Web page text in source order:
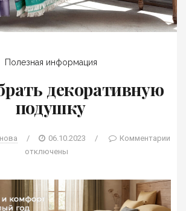
Полезная информация
декоративную
подушку
/ 06.10.2023 /
Комментарии
отключены